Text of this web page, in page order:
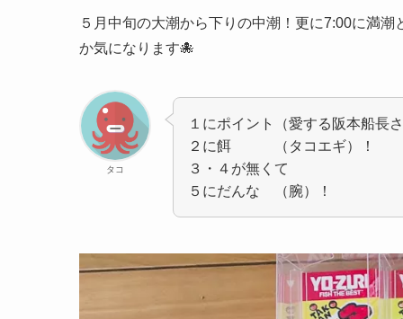
５月中旬の大潮から下りの中潮！更に7:00に満
か気になります🐙
タコ
１にポイント（愛する阪本船長
２に餌 （タコエギ）！
３・４が無くて
５にだんな （腕）！